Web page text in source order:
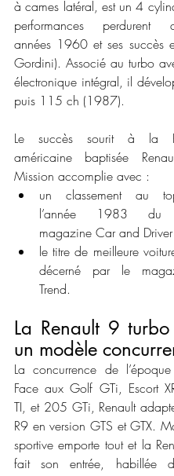
à cames latéral, est un 4
performances perdurent
années 1960 et ses succès
Gordini). Associé au turbo
électronique intégral, il
puis 115 ch (1987).
Le succès sourit à la
américaine baptisée
Mission accomplie avec :
un classement au
l’année 1983 du
magazine Car and Driver
le titre de meilleure
décerné par le
Trend.
La Renault 9
un modèle
La concurrence de
Face aux Golf GTi, Escort
TI, et 205 GTi, Renault
R9 en version GTS et GTX.
sportive emporte tout et la
fait son entrée, habillée